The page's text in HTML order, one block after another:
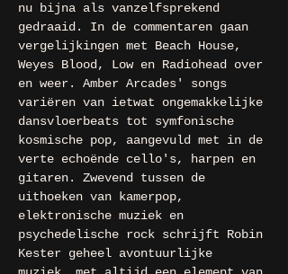
nu bijna als vanzelfsprekend
gedraaid. In de commentaren gaan
vergelijkingen met Beach House,
Weyes Blood, Low en Radiohead over
en weer. Amber Arcades' songs
variëren van ietwat ongemakkelijke
dansvloerbeats tot symfonische
kosmische pop, aangevuld met in de
verte echoënde cello's, harpen en
gitaren. Zwevend tussen de
uithoeken van kamerpop,
elektronische muziek en
psychedelische rock schrijft Robin
Kester geheel avontuurlijke